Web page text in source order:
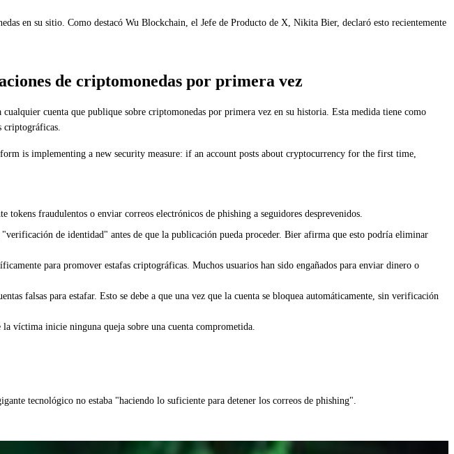
en su sitio. Como destacó Wu Blockchain, el Jefe de Producto de X, Nikita Bier, declaró esto recientemente
de criptomonedas por primera vez
cuenta que publique sobre criptomonedas por primera vez en su historia. Esta medida tiene como
criptográficas.
is implementing a new security measure: if an account posts about cryptocurrency for the first time,
tokens fraudulentos o enviar correos electrónicos de phishing a seguidores desprevenidos.
de identidad" antes de que la publicación pueda proceder. Bier afirma que esto podría eliminar
para promover estafas criptográficas. Muchos usuarios han sido engañados para enviar dinero o
falsas para estafar. Esto se debe a que una vez que la cuenta se bloquea automáticamente, sin verificación
víctima inicie ninguna queja sobre una cuenta comprometida.
tecnológico no estaba "haciendo lo suficiente para detener los correos de phishing".